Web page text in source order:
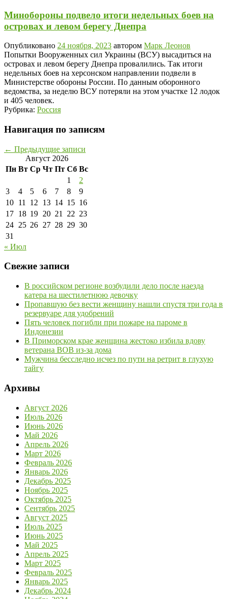
Минобороны подвело итоги недельных боев на
островах и левом берегу Днепра
Опубликовано 24 ноября, 2023 автором Марк Леонов
Попытки Вооруженных сил Украины (ВСУ) высадиться на
островах и левом берегу Днепра провалились. Так итоги
недельных боев на херсонском направлении подвели в
Министерстве обороны России. По данным оборонного
ведомства, за неделю ВСУ потеряли на этом участке 12 лодок
и 405 человек.
Рубрика: Россия
Навигация по записям
← Предыдущие записи
Август 2026
Пн Вт Ср Чт Пт Сб Вс
1
2
3
4 5 6 7 8
9
10 11 12 13 14 15 16
17 18 19 20 21 22 23
24 25 26 27 28 29 30
31
« Июл
Свежие записи
В российском регионе возбудили дело после наезда
катера на шестилетнюю девочку
Пропавшую без вести женщину нашли спустя три года в
резервуаре для удобрений
Пять человек погибли при пожаре на пароме в
Индонезии
В Приморском крае женщина жестоко избила вдову
ветерана ВОВ из-за дома
Мужчина бесследно исчез по пути на ретрит в глухую
тайгу
Архивы
Август 2026
Июль 2026
Июнь 2026
Май 2026
Апрель 2026
Март 2026
Февраль 2026
Январь 2026
Декабрь 2025
Ноябрь 2025
Октябрь 2025
Сентябрь 2025
Август 2025
Июль 2025
Июнь 2025
Май 2025
Апрель 2025
Март 2025
Февраль 2025
Январь 2025
Декабрь 2024